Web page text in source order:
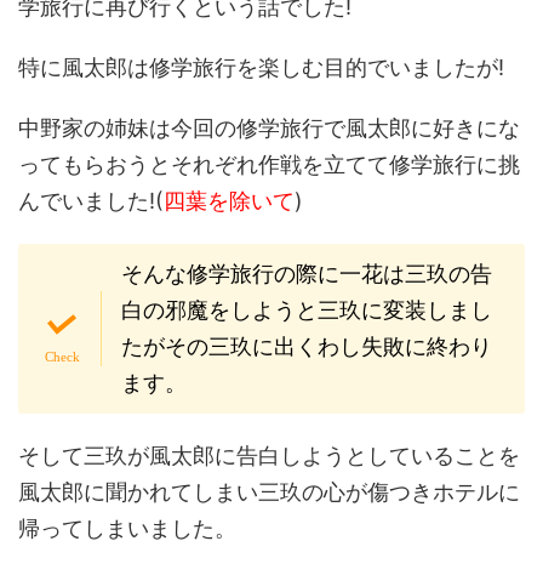
学旅行に再び行くという話でした!
特に風太郎は修学旅行を楽しむ目的でいましたが!
中野家の姉妹は今回の修学旅行で風太郎に好きにな
ってもらおうとそれぞれ作戦を立てて修学旅行に挑
んでいました!(四葉を除いて)
そんな修学旅行の際に一花は三玖の告
白の邪魔をしようと三玖に変装しまし
たがその三玖に出くわし失敗に終わり
ます。
そして三玖が風太郎に告白しようとしていることを
風太郎に聞かれてしまい三玖の心が傷つきホテルに
帰ってしまいました。